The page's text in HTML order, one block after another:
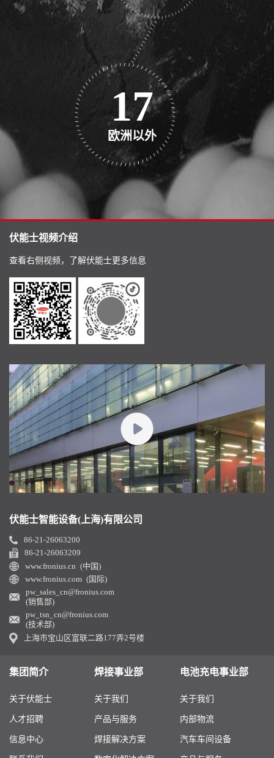
18
欧洲以外
伏能士视频介绍
查看右侧视频，了解伏能士更多信息
伏能士智能设备(上海)有限公司
86-21-26063200
86-21-26063209
www.fronius.cn (中国)
www.fronius.com (国际)
pw_sales_cn@fronius.com
(销售部)
pw_tsn_cn@fronius.com
(技术部)
上海市宝山区富联二路177弄2号楼
集团简介
关于伏能士
人才招聘
信息中心
焊接事业部
关于我们
产品与服务
焊接解决方案
电池充电事业部
关于我们
内部物流
汽车车间设备